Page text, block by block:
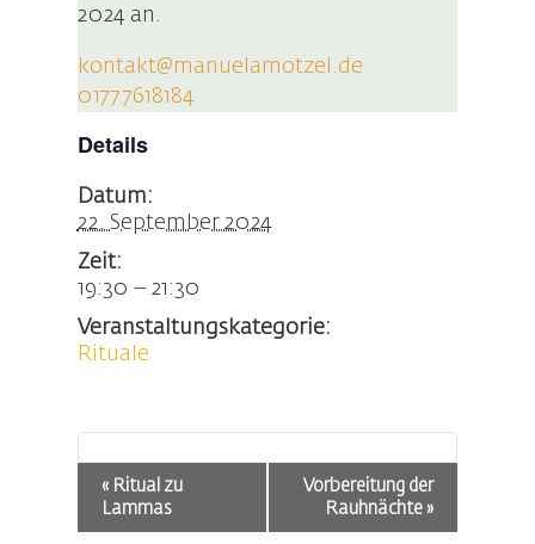
2024 an.
kontakt@manuelamotzel.de
0177.7618184
Details
Datum:
22. September 2024
Zeit:
19:30 – 21:30
Veranstaltungskategorie:
Rituale
Veranstaltung-
Navigation
«Ritual zu
Lammas
Vorbereitung der
Rauhnächte»